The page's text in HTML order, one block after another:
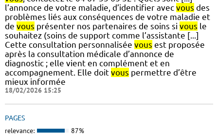
l’annonce de votre maladie, d’identifier avec vous des
problèmes liés aux conséquences de votre maladie et
de vous présenter nos partenaires de soins si vous le
souhaitez (soins de support comme l’assistante [...]
Cette consultation personnalisée vous est proposée
après la consultation médicale d’annonce de
diagnostic ; elle vient en complément et en
accompagnement. Elle doit vous permettre d’être
mieux informée
18/02/2026 15:25
PAGES
relevance: 87%